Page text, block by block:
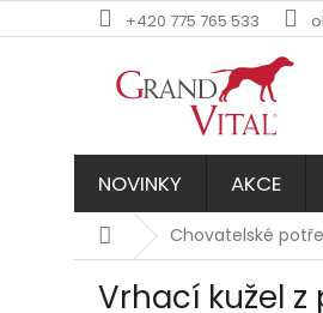
na
+420 775 765 533
NOVINKY AKCE
DomůChovatelské
Vrhací kužel